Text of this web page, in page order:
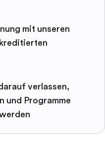
mit unseren
verlassen,
und Programme